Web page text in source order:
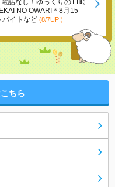
電話なし！ゆっくりの11時
NO OWARI＊8月15
バイトなど (8/7UP!)
ちら